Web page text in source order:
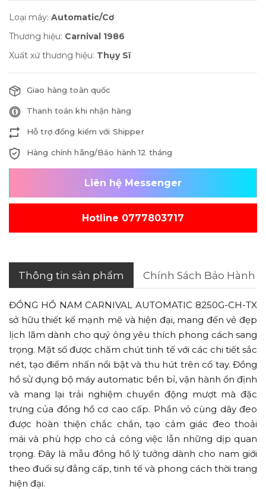
Loại máy: Automatic/Cơ
Thương hiệu: Carnival 1986
Xuất xứ thương hiệu: Thụy Sĩ
Giao hàng toàn quốc
Thanh toán khi nhận hàng
Hỗ trợ đồng kiểm với Shipper
Hàng chính hãng/Bảo hành 12 tháng
Liên hệ Messenger
Hotline 0777803717
Thông tin sản phẩm Chính Sách Bảo Hành
ĐỒNG HỒ NAM CARNIVAL AUTOMATIC 8250G-CH-TX
sở hữu thiết kế mạnh mẽ và hiện đại, mang đến vẻ đẹp
lịch lãm dành cho quý ông yêu thích phong cách sang
trọng. Mặt số được chăm chút tinh tế với các chi tiết sắc
nét, tạo điểm nhấn nổi bật và thu hút trên cổ tay. Đồng
hồ sử dụng bộ máy automatic bền bỉ, vận hành ổn định
và mang lại trải nghiệm chuyển động mượt mà đặc
trưng của đồng hồ cơ cao cấp. Phần vỏ cùng dây đeo
được hoàn thiện chắc chắn, tạo cảm giác đeo thoải
mái và phù hợp cho cả công việc lẫn những dịp quan
trọng. Đây là mẫu đồng hồ lý tưởng dành cho nam giới
theo đuổi sự đẳng cấp, tinh tế và phong cách thời trang
hiện đại.